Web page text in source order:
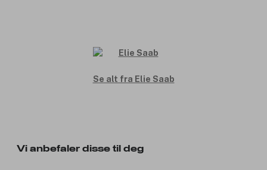
Se alt fra Elie Saab
Vi anbefaler disse til deg